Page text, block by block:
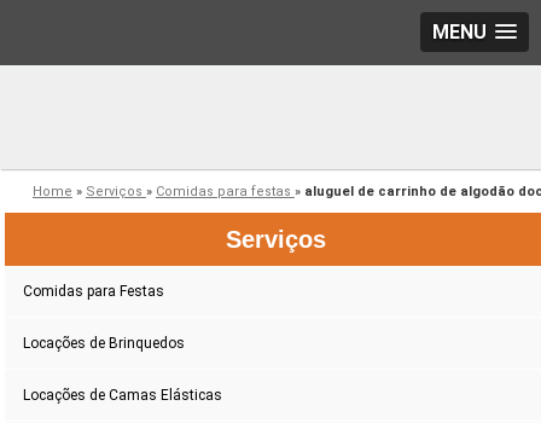
MENU
Home » Serviços » Comidas para festas » aluguel de carrinho de algodão
Serviços
Comidas para Festas
Locações de Brinquedos
Locações de Camas Elásticas